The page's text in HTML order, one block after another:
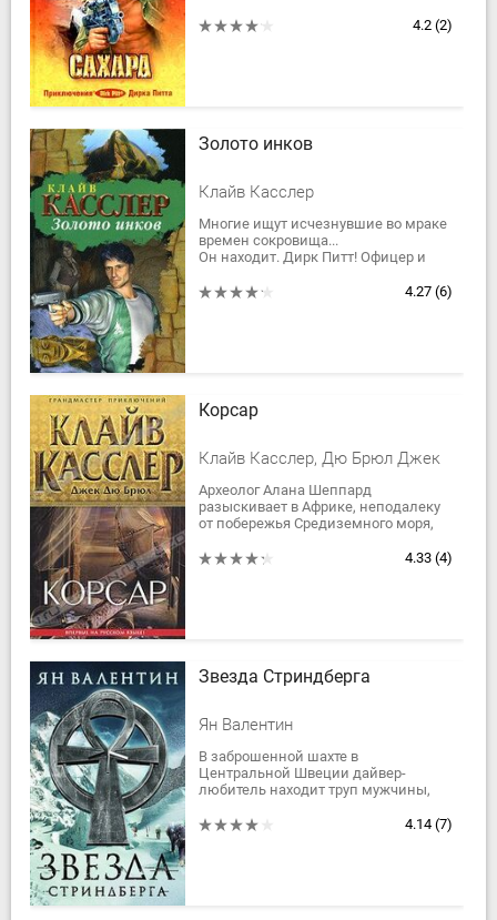
золотым запасом Конфедерации
4.2 (2)
Золото инков
Клайв Касслер
Многие ищут исчезнувшие во мраке
времен сокровища...
Он находит. Дирк Питт! Офицер и
романтик. Дон Кихот и Терминатор.
4.27 (6)
Корсар
Клайв Касслер, Дю Брюл Джек
Археолог Алана Шеппард
разыскивает в Африке, неподалеку
от побережья Средиземного моря,
средневекового пирата Сулеймана
4.33 (4)
Звезда Стриндберга
Ян Валентин
В заброшенной шахте в
Центральной Швеции дайвер-
любитель находит труп мужчины,
лет назад. В руке мертвец судорожно
4.14 (7)